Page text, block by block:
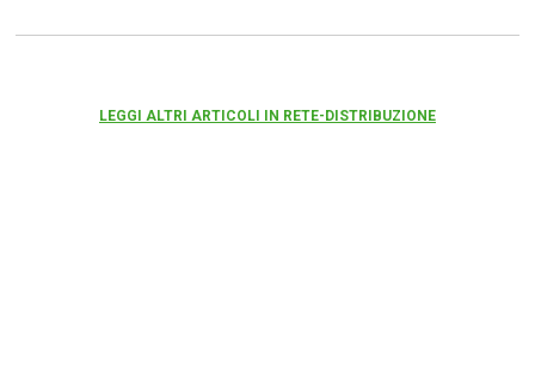
LEGGI ALTRI ARTICOLI IN RETE-DISTRIBUZIONE